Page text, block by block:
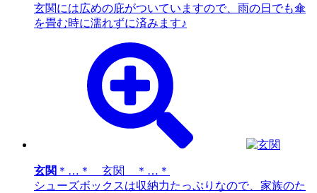
玄関には広めの庇がついていますので、雨の日でも傘
を畳む時に濡れずに済みます♪
玄関 ＊…＊ 玄関 ＊…＊
シューズボックスは収納力たっぷりなので、家族のた